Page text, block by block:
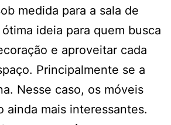
medida para a sala de
ideia para quem busca
e aproveitar cada
Principalmente se a
Nesse caso, os móveis
ainda mais interessantes.